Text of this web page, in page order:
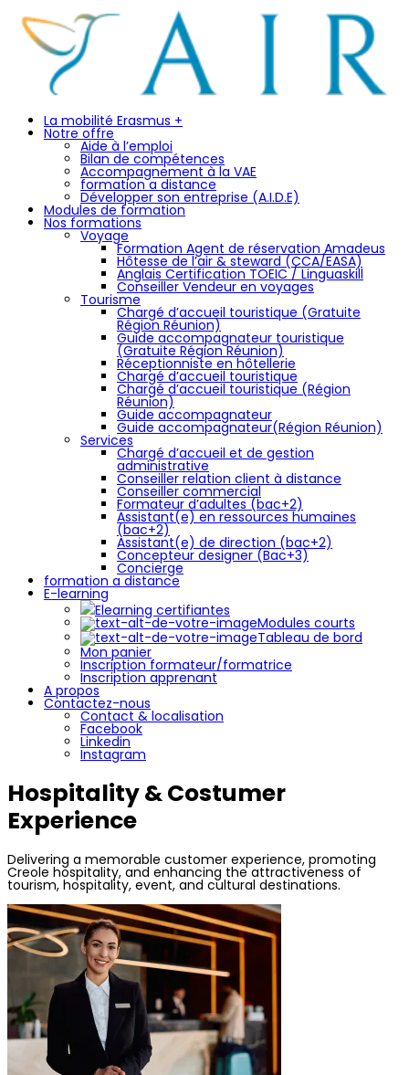
La mobilité Erasmus +
Notre offre
Aide à l’emploi
Bilan de compétences
Accompagnement à la VAE
formation a distance
Développer son entreprise (A.I.D.E)
Modules de formation
Nos formations
Voyage
Formation Agent de réservation Amadeus
Hôtesse de l’air & steward (CCA/EASA)
Anglais Certification TOEIC / Linguaskill
Conseiller Vendeur en voyages
Tourisme
Chargé d’accueil touristique (Gratuite
Région Réunion)
Guide accompagnateur touristique
(Gratuite Région Réunion)
Réceptionniste en hôtellerie
Chargé d’accueil touristique
Chargé d’accueil touristique (Région
Réunion)
Guide accompagnateur
Guide accompagnateur(Région Réunion)
Services
Chargé d’accueil et de gestion
administrative
Conseiller relation client à distance
Conseiller commercial
Formateur d’adultes (bac+2)
Assistant(e) en ressources humaines
(bac+2)
Assistant(e) de direction (bac+2)
Concepteur designer (Bac+3)
Concierge
formation a distance
E-learning
Elearning certifiantes
Modules courts
Tableau de bord
Mon panier
Inscription formateur/formatrice
Inscription apprenant
A propos
Contactez-nous
Contact & localisation
Facebook
Linkedin
Instagram
Hospitality & Costumer
Experience
Delivering a memorable customer experience, promoting
Creole hospitality, and enhancing the attractiveness of
tourism, hospitality, event, and cultural destinations.